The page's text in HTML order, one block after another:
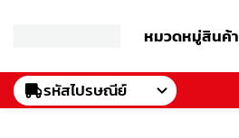
หมวดหมู่สินค้า
รหัสไปรษณีย์